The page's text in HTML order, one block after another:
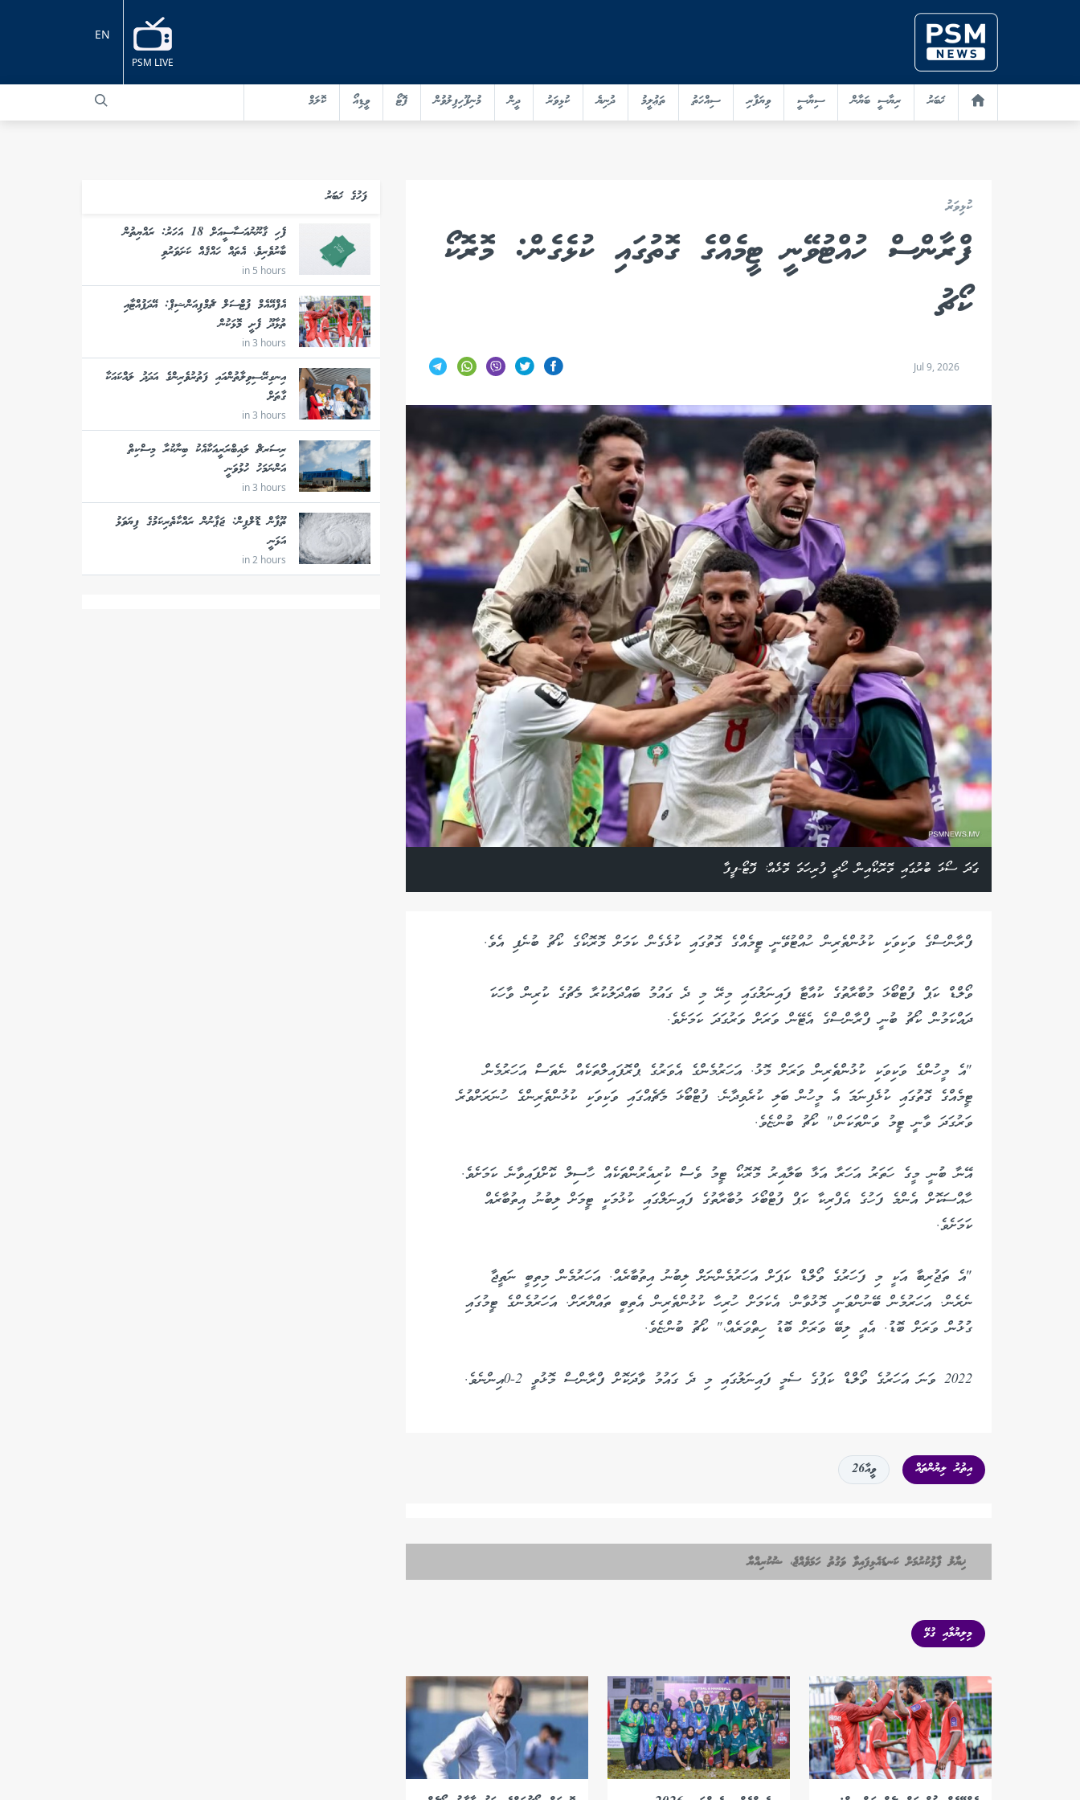
PSM LIVE
EN
ޚަބަރު ރިޔާސީ ބަޔާން ސިޔާސީ ވިޔަފާރި ސިއްހަތު ތަޢުލީމު ދުނިޔެ ކުޅިވަރު ދީން މުނިފޫހިފިލުވުން ފޮޓޯ ވީޑިއޯ ކޮލަމް
ކުޅިވަރު
ފްރާންސް ހުއްޓުވޭނީ ޓީމެއްގެ ގޮތުގައި ކުޅެގެން: މޮރޮކޯ
ކޯޗު
Jul 9, 2026
ގަދަ ސޯޅަ ބުރުގައި މޮރޮކޯއިން ހޯދީ ފުރިހަމަ މޮޅެއް: ފޮޓޯ-ފީފާ
ފްރާންސްގެ ވަކިވަކި ކުޅުންތެރިން ހުއްޓުވޭނީ ޓީމެއްގެ ގޮތުގައި ކުޅެގެން ކަމަށް މޮރޮކޯގެ ކޯޗު ބުނެފި އެވެ.
ވޯލްޑް ކަޕް ފުޓްބޯޅަ މުބާރާތުގެ ކުއާޓާ ފައިނަލުގައި މިރޭ މި ދެ ގައުމު ބައްދަލުކުރާ މެޗުގެ ކުރިން ވާހަކަ
ދައްކަމުން ކޯޗު ބުނީ ފްރާންސްގެ އެޓޭން ވަރަށް ވަރުގަދަ ކަމަށެވެ.
"އެ މީހުންގެ ވަކިވަކި ކުޅުންތެރިން ވަރަށް މޮޅު. އަހަރުމެންގެ އެވަރުގެ ޕްރޮފައިލްތަކެއް ނެތަސް އަހަރުމެން
ޓީމެއްގެ ގޮތުގައި ކުޅެފިނަމަ އެ މީހުން ބަލި ކުރެވިދާނެ. ފުޓްބޯޅަ މެޗެއްގައި ވަކިވަކި ކުޅުންތެރިންގެ ހުނަރަށްވުރެ
ވަރުގަދަ ވާނީ ޓީމު ވަންތަކަން،" ކޯޗު ބުންޏެވެ.
އޭނާ ބުނީ މީގެ ހަތަރު އަހަރާ އަޅާ ބަލާއިރު މޮރޮކޯ ޓީމު ވެސް ކުރިއެރުންތަކެއް ހާސިލް ކޮށްފައިވާނެ ކަމަށެވެ.
ހާއްސަކޮށް އެންމެ ފަހުގެ އެފްރިކާ ކަޕް ފުޓްބޯޅަ މުބާރާތުގެ ފައިނަލްގައި ކުޅުމަކީ ޓީމަށް ލިބުނު އިތުބާރެއް
ކަމަށެވެ.
"އެ ތަޖުރިބާ އަކީ މި ފަހަރުގެ ވޯލްޑް ކަޕަށް އަހަރުމެންނަށް ލިބުނު އިތުބާރެއް. އަހަރުމެން މިތިބީ ނަތީޖާ
ނެރެން. އަހަރުމެން ބޭނުންވަނީ މޮޅުވާން. އެކަމަށް ހުރިހާ ކުޅުންތެރިން އެތިބީ ތައްޔާރަށް. އަހަރުމެންގެ ޓީމުގައި
ގުޅުން ވަރަށް ބޮޑު. އެއީ ލިބޭ ވަރަށް ބޮޑު ހިތްވަރެއް،" ކޯޗު ބުންޏެވެ.
2022 ވަނަ އަހަރުގެ ވޯލްޑް ކަޕުގެ ސެމީ ފައިނަލުގައި މި ދެ ގައުމު ވާދަކޮށް ފްރާންސް މޮޅުވީ 2-0އިންނެވެ.
އިތުރު ލިޔުންތައް ވީއާ26
ޚިޔާލު ފާޅުކުރުމަށް ކަނޑައެޅިފައިވާ ވަގުތު ހަމަވެއްޖެ، ޝުކުރިއްޔާ
މިލިޔުމާއި ގުޅޭ
ފަހުގެ ޚަބަރު
ފެހި ޤާނޫނުއަސާސީއަށް 18 އަހަރު: ރައްޔިތުން
ބާރުވެރިވެ، އެތައް ހައްޤެއް ކަށަވަރުވި
in 5 hours
އެފްއޭއެމް ފުޓްސަލް ޗެމްޕިއަންޝިޕް: އޭދަފުއްޓާއި
ތުޅާދޫ ފެށީ މޮޅަކުން
in 3 hours
އިނގިރޭސިވިލާތުންއައި ފަތުރުވެރިންގެ އަދަދު ލައްކައަކާ
ގާތަށް
in 3 hours
ރިސަރޗް ލައިބްރަރީއަކާއެކު ބިނާކުރާ މިސްކިތް
އަންނަމަހު ހުޅުވަނީ
in 3 hours
ތޫފާން ޑޮލްފިން: ޖަޕާނުން ރައްކާތެރިކަމުގެ ފިޔަވަޅު
އަޅަނީ
in 2 hours